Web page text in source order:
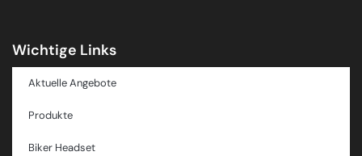
Wichtige Links
Aktuelle Angebote
Produkte
Biker Headset